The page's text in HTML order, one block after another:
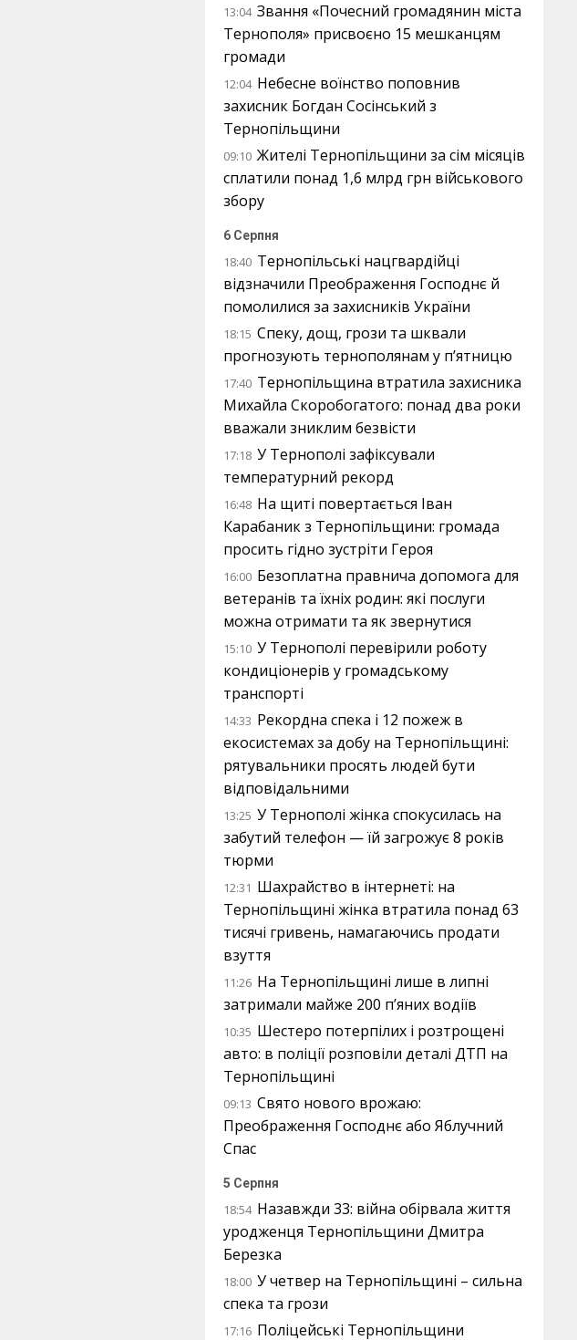
13:04 Звання «Почесний громадянин міста
Тернополя» присвоєно 15 мешканцям
громади
12:04 Небесне воїнство поповнив
захисник Богдан Сосінський з
Тернопільщини
09:10 Жителі Тернопільщини за сім місяців
сплатили понад 1,6 млрд грн військового
збору
6 Серпня
18:40 Тернопільські нацгвардійці
відзначили Преображення Господнє й
помолилися за захисників України
18:15 Спеку, дощ, грози та шквали
прогнозують тернополянам у п’ятницю
17:40 Тернопільщина втратила захисника
Михайла Скоробогатого: понад два роки
вважали зниклим безвісти
17:18 У Тернополі зафіксували
температурний рекорд
16:48 На щиті повертається Іван
Карабаник з Тернопільщини: громада
просить гідно зустріти Героя
16:00 Безоплатна правнича допомога для
ветеранів та їхніх родин: які послуги
можна отримати та як звернутися
15:10 У Тернополі перевірили роботу
кондиціонерів у громадському
транспорті
14:33 Рекордна спека і 12 пожеж в
екосистемах за добу на Тернопільщині:
рятувальники просять людей бути
відповідальними
13:25 У Тернополі жінка спокусилась на
забутий телефон — їй загрожує 8 років
тюрми
12:31 Шахрайство в інтернеті: на
Тернопільщині жінка втратила понад 63
тисячі гривень, намагаючись продати
взуття
11:26 На Тернопільщині лише в липні
затримали майже 200 п’яних водіїв
10:35 Шестеро потерпілих і розтрощені
авто: в поліції розповіли деталі ДТП на
Тернопільщині
09:13 Свято нового врожаю:
Преображення Господнє або Яблучний
Спас
5 Серпня
18:54 Назавжди 33: війна обірвала життя
уродженця Тернопільщини Дмитра
Березка
18:00 У четвер на Тернопільщині – сильна
спека та грози
17:16 Поліцейські Тернопільщини